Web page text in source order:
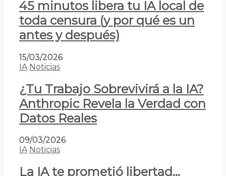
45 minutos libera tu IA local de
toda censura (y por qué es un
antes y después)
15/03/2026
IA Noticias
¿Tu Trabajo Sobrevivirá a la IA?
Anthropic Revela la Verdad con
Datos Reales
09/03/2026
IA Noticias
La IA te prometió libertad…